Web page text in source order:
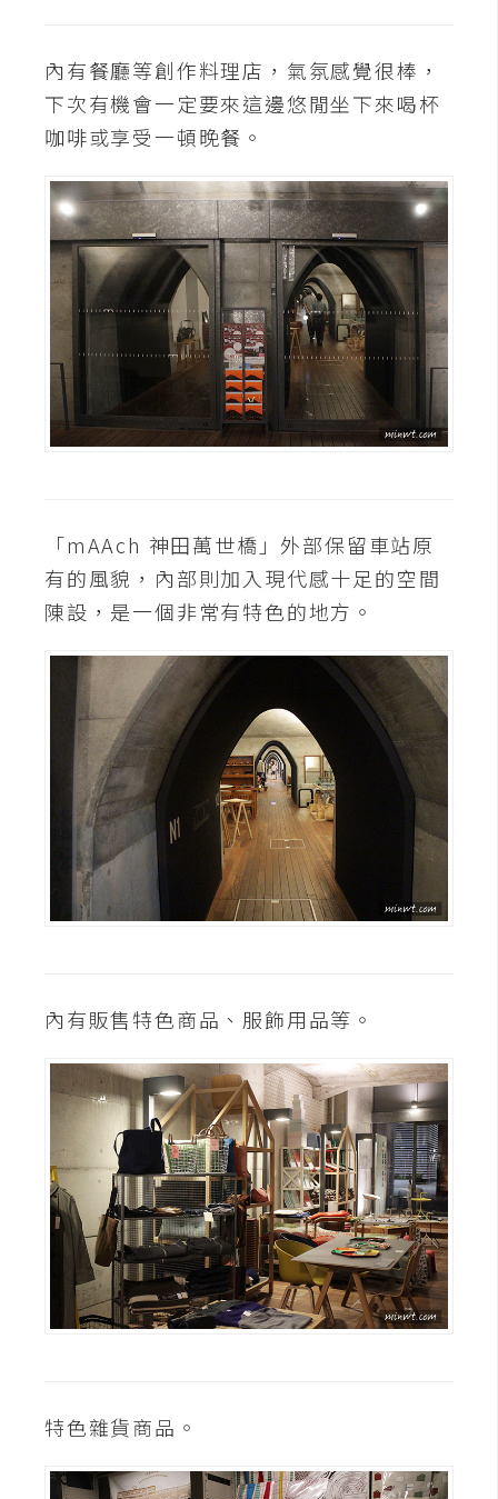
文
章
全
站
導
覽
合
作
提
案
內有餐廳等創作料理店，氣氛感覺很棒，
下次有機會一定要來這邊悠閒坐下來喝杯
咖啡或享受一頓晚餐。
「mAAch 神田萬世橋」外部保留車站原
有的風貌，內部則加入現代感十足的空間
陳設，是一個非常有特色的地方。
內有販售特色商品、服飾用品等。
特色雜貨商品。